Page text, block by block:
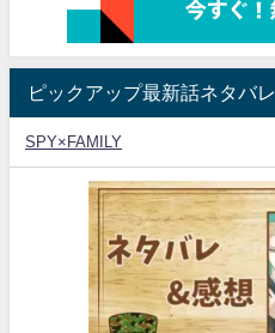
ピックアップ最新話ネタバレ
SPY×FAMILY